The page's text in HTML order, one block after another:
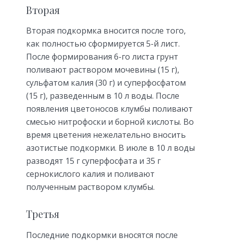
Вторая
Вторая подкормка вносится после того,
как полностью сформируется 5-й лист.
После формирования 6-го листа грунт
поливают раствором мочевины (15 г),
сульфатом калия (30 г) и суперфосфатом
(15 г), разведенным в 10 л воды. После
появления цветоносов клумбы поливают
смесью нитрофоски и борной кислоты. Во
время цветения нежелательно вносить
азотистые подкормки. В июле в 10 л воды
разводят 15 г суперфосфата и 35 г
сернокислого калия и поливают
полученным раствором клумбы.
Третья
Последние подкормки вносятся после